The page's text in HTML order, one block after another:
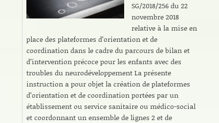
SG/2018/256 du 22
novembre 2018
relative à la mise en
place des plateformes d’orientation et de
coordination dans le cadre du parcours de bilan et
d’intervention précoce pour les enfants avec des
troubles du neurodéveloppement La présente
instruction a pour objet la création de plateformes
d’orientation et de coordination portées par un
établissement ou service sanitaire ou médico-social
et coordonnant un ensemble de lignes 2 et de